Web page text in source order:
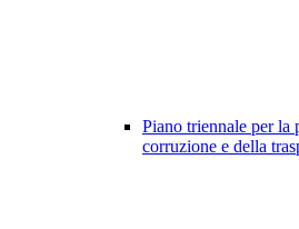
Piano triennale per la
corruzione e della